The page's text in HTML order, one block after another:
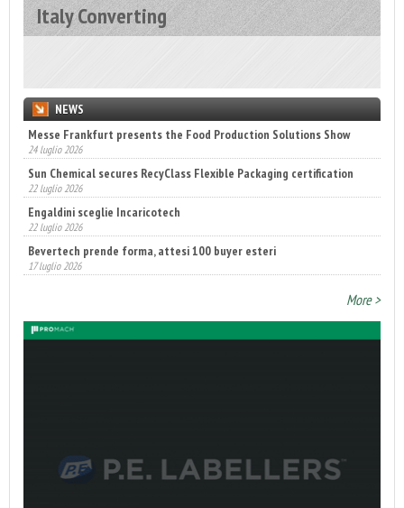
Italy Converting
NEWS
Messe Frankfurt presents the Food Production Solutions Show
24 luglio 2026
Sun Chemical secures RecyClass Flexible Packaging certification
22 luglio 2026
Engaldini sceglie Incaricotech
22 luglio 2026
Bevertech prende forma, attesi 100 buyer esteri
17 luglio 2026
More >